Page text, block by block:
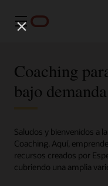
Menú
Coaching
bajo demanda
Saludos y bienvenidos a
Coaching. Aquí,
recursos creados por
cubriendo una amplia